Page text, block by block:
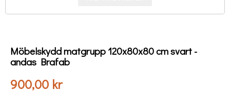
Möbelskydd matgrupp 120x80x80 cm svart -
andas Brafab
900,00 kr